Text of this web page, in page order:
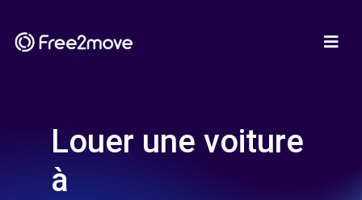
Louer une voiture
à